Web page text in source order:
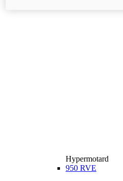
Hypermotard
950 RVE